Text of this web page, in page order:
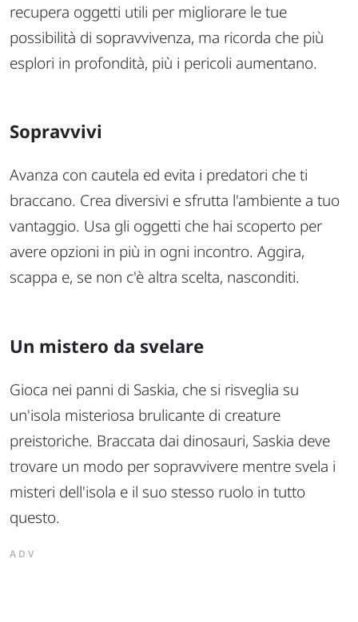
recupera oggetti utili per migliorare le tue
possibilità di sopravvivenza, ma ricorda che più
esplori in profondità, più i pericoli aumentano.
Sopravvivi
Avanza con cautela ed evita i predatori che ti
braccano. Crea diversivi e sfrutta l'ambiente a tuo
vantaggio. Usa gli oggetti che hai scoperto per
avere opzioni in più in ogni incontro. Aggira,
scappa e, se non c'è altra scelta, nasconditi.
Un mistero da svelare
Gioca nei panni di Saskia, che si risveglia su
un'isola misteriosa brulicante di creature
preistoriche. Braccata dai dinosauri, Saskia deve
trovare un modo per sopravvivere mentre svela i
misteri dell'isola e il suo stesso ruolo in tutto
questo.
ADV